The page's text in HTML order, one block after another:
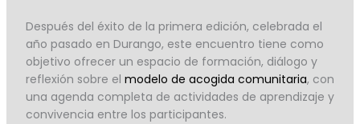
Después del éxito de la primera edición, celebrada el
año pasado en Durango, este encuentro tiene como
objetivo ofrecer un espacio de formación, diálogo y
reflexión sobre el modelo de acogida comunitaria, con
una agenda completa de actividades de aprendizaje y
convivencia entre los participantes.